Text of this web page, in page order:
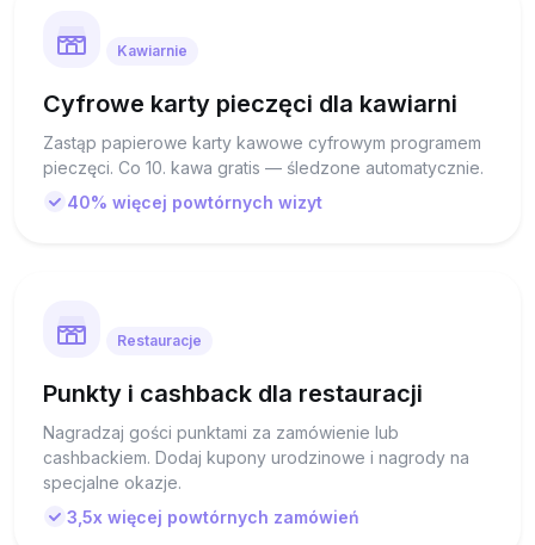
Kawiarnie
Cyfrowe karty pieczęci dla kawiarni
Zastąp papierowe karty kawowe cyfrowym programem
pieczęci. Co 10. kawa gratis — śledzone automatycznie.
40% więcej powtórnych wizyt
Restauracje
Punkty i cashback dla restauracji
Nagradzaj gości punktami za zamówienie lub
cashbackiem. Dodaj kupony urodzinowe i nagrody na
specjalne okazje.
3,5x więcej powtórnych zamówień